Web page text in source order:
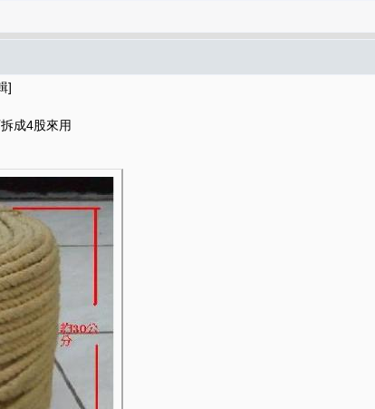
]
成4股來用